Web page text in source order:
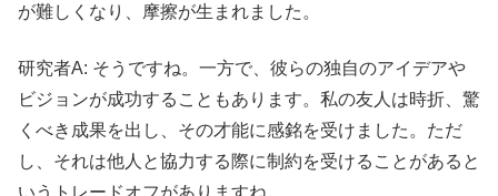
が難しくなり、摩擦が生まれました。
研究者A: そうですね。一方で、彼らの独自のアイデアや
ビジョンが成功することもあります。私の友人は時折、驚
くべき成果を出し、その才能に感銘を受けました。ただ
し、それは他人と協力する際に制約を受けることがあると
いうトレードオフがありますね。